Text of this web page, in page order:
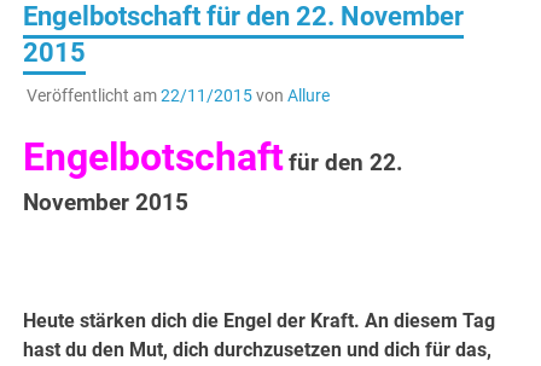
Engelbotschaft für den 22. November
2015
Veröffentlicht am22/11/2015von Allure
Engelbotschaftfür den 22.
November 2015
Heute stärken dich die Engel der Kraft. An diesem Tag
hast du den Mut, dich durchzusetzen und dich für das,